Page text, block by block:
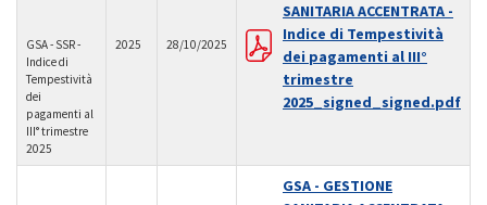
GSA - SSR -
Indice di
Tempestività
dei
pagamenti al
III° trimestre
2025
2025 28/10/2025
SANITARIA ACCENTRATA -
Indice di Tempestività
dei pagamenti al III°
trimestre
2025_signed_signed.pdf
GSA - GESTIONE